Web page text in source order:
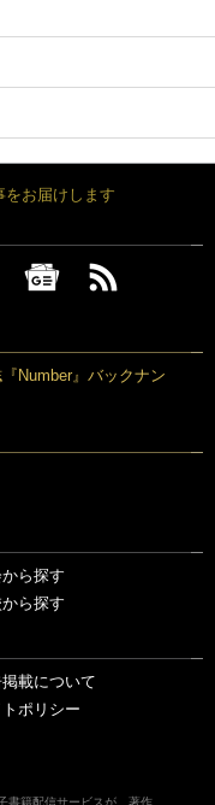
をお届けします
Number』バックナン
ら探す
ら探す
掲載について
ポリシー
書籍配信サービスが、著作